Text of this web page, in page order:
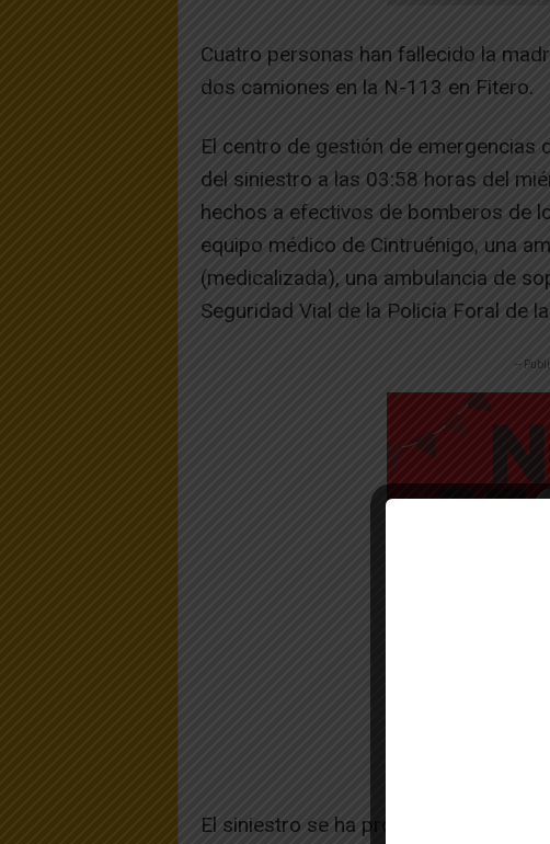
Cuatro personas han fallecido la
dos camiones en la N-113 en Fitero.
El centro de gestión de emergencias
del siniestro a las 03:58 horas del
hechos a efectivos de bomberos de
equipo médico de Cintruénigo, una
(medicalizada), una ambulancia de
Seguridad Vial de la Policía Foral de
--
El siniestro se ha producido cuando